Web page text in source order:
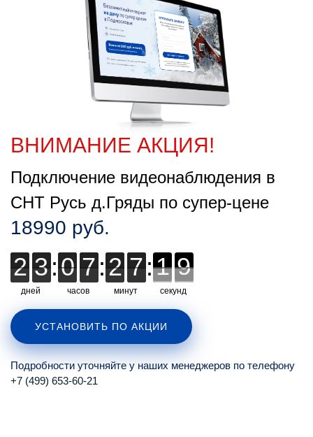
ВНИМАНИЕ АКЦИЯ!
Подключение видеонаблюдения в
СНТ Русь д.Гряды по супер-цене
18990 руб.
дней
2
2 3
3:
часов
0
0 7
7:
минут
2
2 7
7:
секунд
1
1
1 8
8
8
УСТАНОВИТЬ ПО АКЦИИ
Подробности уточняйте у наших менеджеров по телефону
+7 (499) 653-60-21